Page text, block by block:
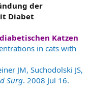
der
Diabet
Katzen
in cats with
JM, Suchodolski JS,
Surg. 2008 Jul 16.